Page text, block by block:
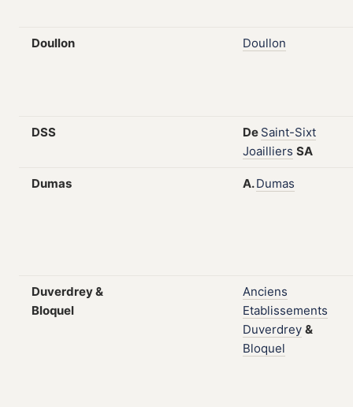
Doullon Doullon
DSS De Saint-Sixt
Joailliers SA
Dumas A.Dumas
Duverdrey &
Bloquel
Anciens
Etablissements
Duverdrey &
Bloquel